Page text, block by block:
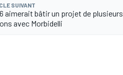
SUIVANT
aimerait bâtir un projet de plusieurs
avec Morbidelli